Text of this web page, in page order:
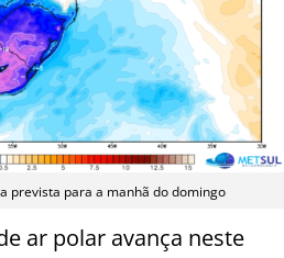
prevista para a manhã do domingo
ar polar avança neste